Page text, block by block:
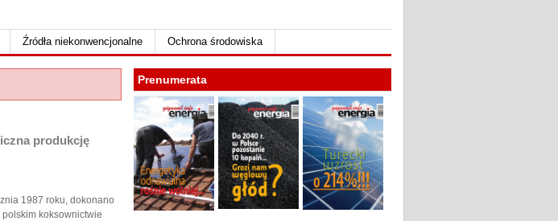
Źródła niekonwencjonalne Ochrona środowiska
produkcję
1987 roku, dokonano
koksownictwie
Prenumerata